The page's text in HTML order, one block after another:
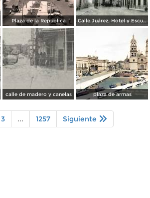
Plaza de la República Calle Juárez, Hotel y Escuela Oficial No. 136
calle de madero y canelas plaza de armas
3 ... 1257 Siguiente